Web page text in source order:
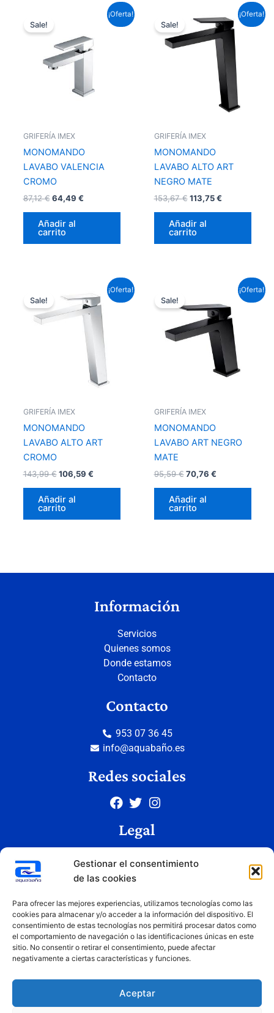
Gestionar el consentimiento
de las cookies
Para ofrecer las mejores experiencias, utilizamos tecnologías como las
cookies para almacenar y/o acceder a la información del dispositivo. El
consentimiento de estas tecnologías nos permitirá procesar datos como
el comportamiento de navegación o las identificaciones únicas en este
sitio. No consentir o retirar el consentimiento, puede afectar
negativamente a ciertas características y funciones.
Aceptar
¡Oferta!
Sale!
GRIFERÍA IMEX
MONOMANDO
LAVABO VALENCIA
CROMO
87,12€
original
era:
87,12 €.
64,49 €
precio
es:
64,49 €.
Añadir al
carrito
¡Oferta!
Sale!
GRIFERÍA IMEX
MONOMANDO
LAVABO ALTO ART
NEGRO MATE
153,67€
precio
original
era:
153,67 €.
113,75€
precio
actual
es:
113,75 €.
Añadir al
carrito
¡Oferta!
Sale!
GRIFERÍA IMEX
MONOMANDO
LAVABO ALTO ART
CROMO
143,99€
precio
original
era:
143,99 €.
106,59 €
precio
actual
es:
106,59 €.
Añadir al
carrito
¡Oferta!
Sale!
GRIFERÍA IMEX
MONOMANDO
LAVABO ART NEGRO
MATE
95,59€
original
95,59 €.
70,76 €
precio
actual
es:
70,76 €.
Añadir al
carrito
Información
Servicios
Quienes somos
Donde estamos
Contacto
Contacto
953 07 36 45
info@aquabaño.es
Redes sociales
Legal
Política de privacidad
Condiciones de uso
Copyright © 2026 Aquabaño | Todos los derechos reservados
Diseñado porInnovation Studio